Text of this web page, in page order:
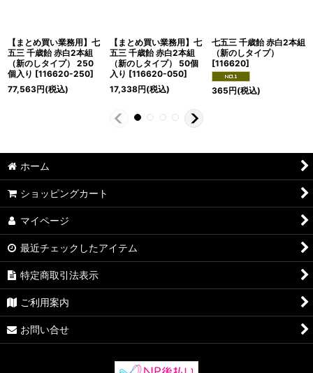
【まとめ買い業務用】七
五三 千歳飴 赤白2本組
（新のしタイプ） 250
個入り [116620-250]
77,563円(税込)
【まとめ買い業務用】七
五三 千歳飴 赤白2本組
（新のしタイプ） 50個
入り [116620-050]
17,338円(税込)
七五三 千歳飴 赤白2本組
（新のしタイプ）
[116620]
365円(税込)
ホーム
ショッピングカート
マイページ
最近チェックしたアイテム
特定商取引法表示
ご利用案内
お問い合せ